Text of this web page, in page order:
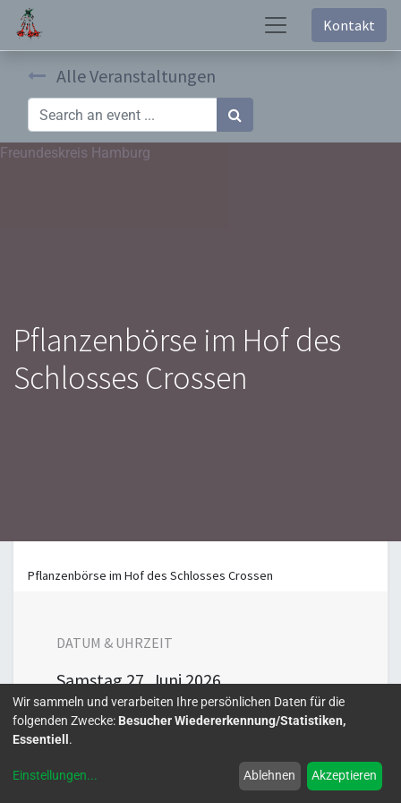
Kontakt
Alle Veranstaltungen
Freundeskreis Hamburg
Pflanzenbörse im Hof des
Schlosses Crossen
Pflanzenbörse im Hof des Schlosses Crossen
DATUM & UHRZEIT
Samstag27. Juni 2026
10:00 16:00
Europe/Berlin
Zu Kalender hinzufügen
Wir sammeln und verarbeiten Ihre persönlichen Daten für die
folgenden Zwecke: Besucher Wiedererkennung/Statistiken,
Essentiell .
Einstellungen... Ablehnen Akzeptieren